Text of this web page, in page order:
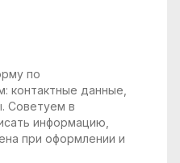
по
контактные данные,
Советуем в
информацию,
при оформлении и